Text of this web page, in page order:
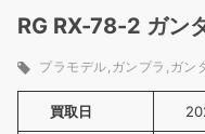
RG RX-78-2 ガン
プラモデル ガンプラ ガン
買取日